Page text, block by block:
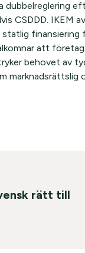
CSDDD. IKEM
finansiering
att
behovet av
marknadsrättslig
rätt till